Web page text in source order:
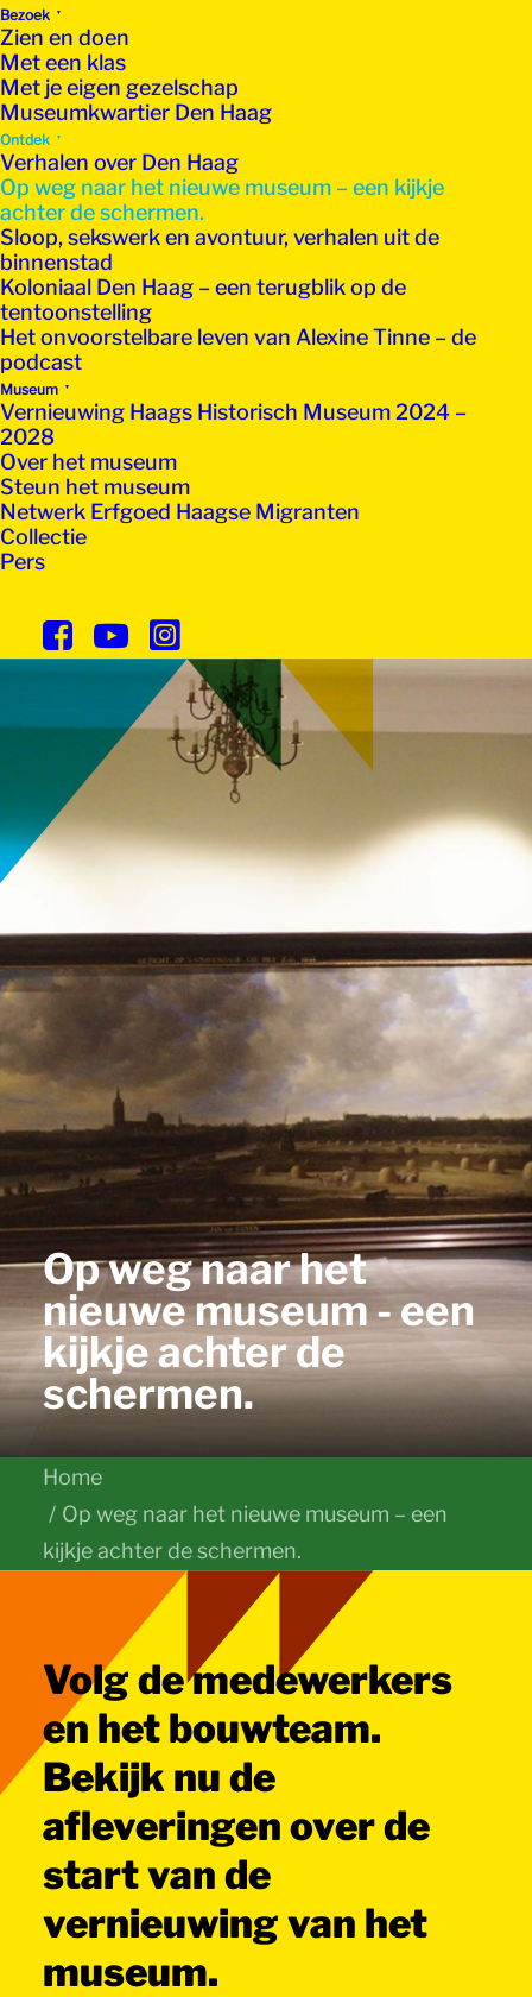
Bezoek
Zien en doen
Met een klas
Met je eigen gezelschap
Museumkwartier Den Haag
Ontdek
Verhalen over Den Haag
Op weg naar het nieuwe museum – een kijkje
achter de schermen.
Sloop, sekswerk en avontuur, verhalen uit de
binnenstad
Koloniaal Den Haag – een terugblik op de
tentoonstelling
Het onvoorstelbare leven van Alexine Tinne – de
podcast
Museum
Vernieuwing Haags Historisch Museum 2024 –
2028
Over het museum
Steun het museum
Netwerk Erfgoed Haagse Migranten
Collectie
Pers
Op weg naar het
nieuwe museum - een
kijkje achter de
schermen.
Home
Op weg naar het nieuwe museum – een
kijkje achter de schermen.
Volg de medewerkers
en het bouwteam.
Bekijk nu de
afleveringen over de
start van de
vernieuwing van het
museum.